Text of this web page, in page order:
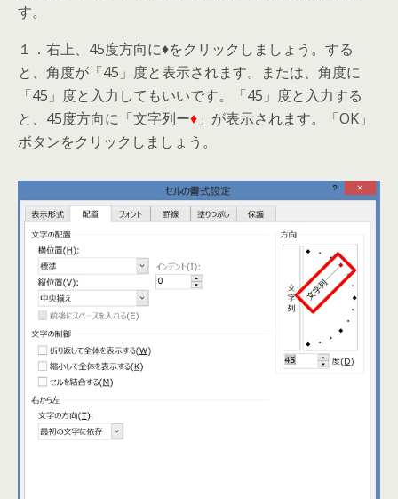
す。
１．右上、45度方向に♦をクリックしましょう。する
と、角度が「45」度と表示されます。または、角度に
「45」度と入力してもいいです。「45」度と入力する
と、45度方向に「文字列ー♦ 」が表示されます。「OK」
ボタンをクリックしましょう。